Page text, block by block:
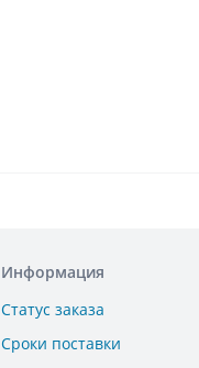
Информация
Статус заказа
Сроки поставки